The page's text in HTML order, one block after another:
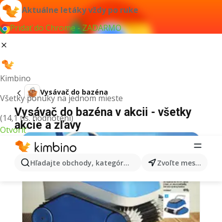
Aktuálne letáky vždy po ruke
Pridať do Chrome - ZADARMO
Kimbino
Všetky ponuky na jednom mieste
(14,1 tis. hodnotení)
Otvoriť
Hľadajte obchody, kategórie, produkty... Zvoľte mesto
Vysávač do bazéna
Vysávač do bazéna v akcii - všetky
akcie a zľavy